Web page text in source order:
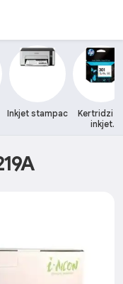
Inkjet stampac
Kertridzi
inkjet